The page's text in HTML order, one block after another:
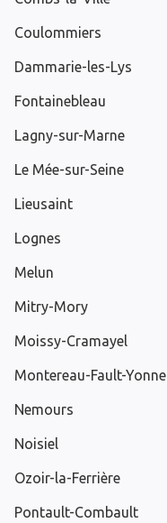
Coulommiers
Dammarie-les-Lys
Fontainebleau
Lagny-sur-Marne
Le Mée-sur-Seine
Lieusaint
Lognes
Melun
Mitry-Mory
Moissy-Cramayel
Montereau-Fault-Yonne
Nemours
Noisiel
Ozoir-la-Ferrière
Pontault-Combault